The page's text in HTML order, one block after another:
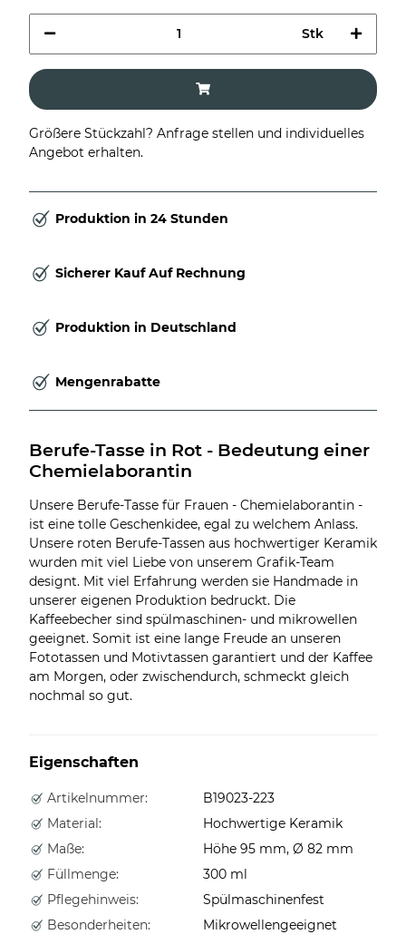
Stk
Größere Stückzahl? Anfrage stellen und individuelles
Angebot erhalten.
Produktion in 24 Stunden
Sicherer Kauf Auf Rechnung
Produktion in Deutschland
Mengenrabatte
Berufe-Tasse in Rot - Bedeutung einer
Chemielaborantin
Unsere Berufe-Tasse für Frauen - Chemielaborantin -
ist eine tolle Geschenkidee, egal zu welchem Anlass.
Unsere roten Berufe-Tassen aus hochwertiger Keramik
wurden mit viel Liebe von unserem Grafik-Team
designt. Mit viel Erfahrung werden sie Handmade in
unserer eigenen Produktion bedruckt. Die
Kaffeebecher sind spülmaschinen- und mikrowellen
geeignet. Somit ist eine lange Freude an unseren
Fototassen und Motivtassen garantiert und der Kaffee
am Morgen, oder zwischendurch, schmeckt gleich
nochmal so gut.
Eigenschaften
Artikelnummer:
B19023-223
Material:
Hochwertige Keramik
Maße:
Höhe 95 mm, Ø 82 mm
Füllmenge:
300 ml
Pflegehinweis:
Spülmaschinenfest
Besonderheiten:
Mikrowellengeeignet